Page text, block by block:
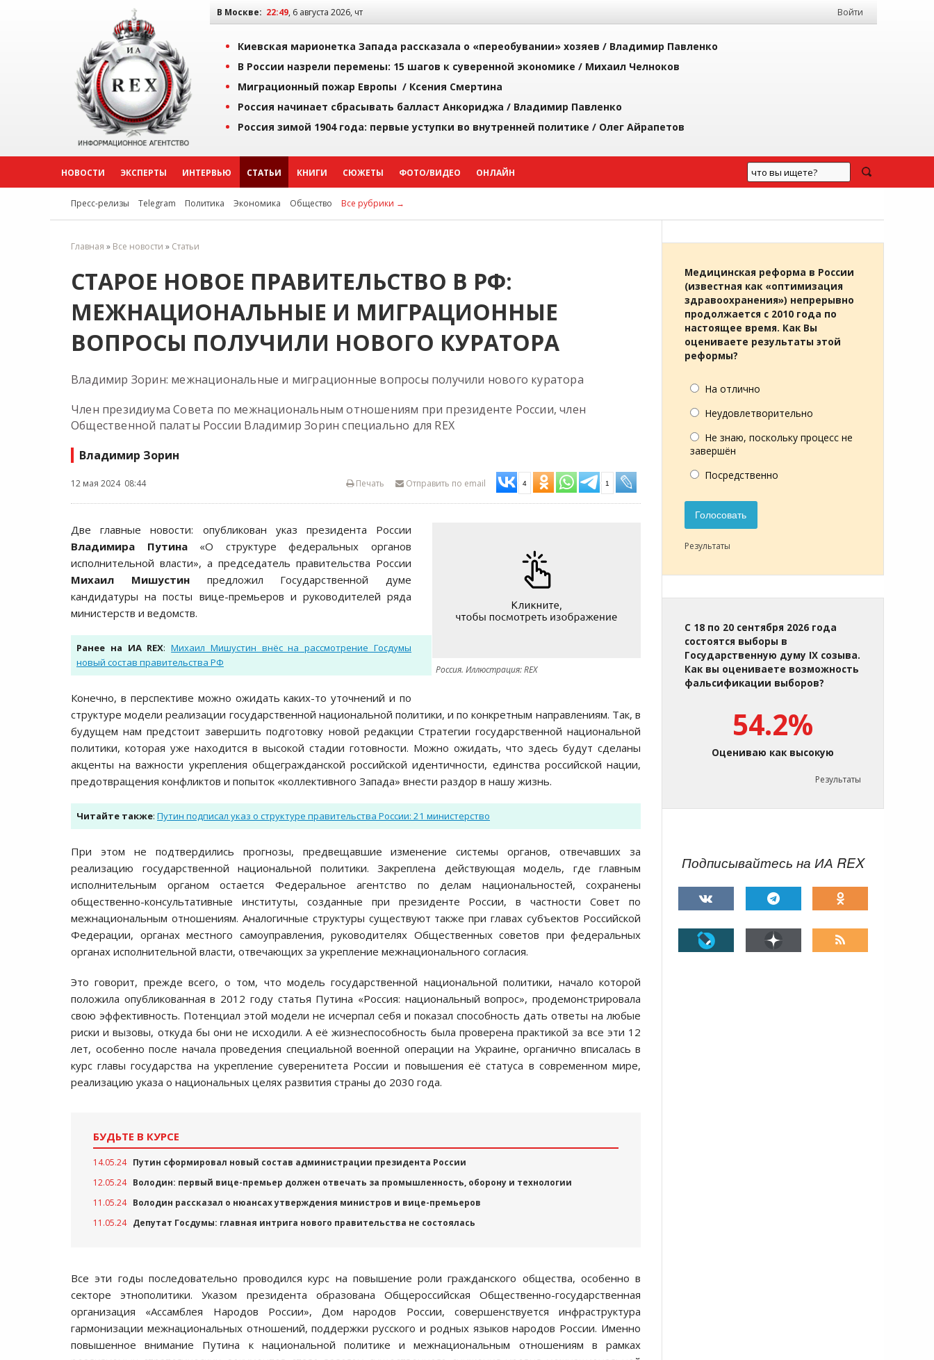
В Москве: 22:49, 6 августа 2026, чт Войти
Киевская марионетка Запада рассказала о «переобувании» хозяев / Владимир Павленко
В России назрели перемены: 15 шагов к суверенной экономике / Михаил Челноков
Миграционный пожар Европы / Ксения Смертина
Россия начинает сбрасывать балласт Анкориджа / Владимир Павленко
Россия зимой 1904 года: первые уступки во внутренней политике / Олег Айрапетов
НОВОСТИ ЭКСПЕРТЫ ИНТЕРВЬЮ СТАТЬИ КНИГИ СЮЖЕТЫ ФОТО/ВИДЕО ОНЛАЙН
Пресс-релизы Telegram Политика Экономика Общество Все рубрики →
Главная » Все новости » Статьи
СТАРОЕ НОВОЕ ПРАВИТЕЛЬСТВО В РФ:
МЕЖНАЦИОНАЛЬНЫЕ И МИГРАЦИОННЫЕ
ВОПРОСЫ ПОЛУЧИЛИ НОВОГО КУРАТОРА
Владимир Зорин: межнациональные и миграционные вопросы получили нового куратора
Член президиума Совета по межнациональным отношениям при президенте России, член
Общественной палаты России Владимир Зорин специально для REX
Владимир Зорин
12 мая 2024 08:44 Отправить по email 4 1
Печать
Россия. Иллюстрация: REX
Две главные новости: опубликован указ президента России
Владимира Путина«О структуре федеральных органов
исполнительной власти», а председатель правительства России
Михаил Мишустинпредложил Государственной думе
кандидатуры на посты вице-премьеров и руководителей ряда
министерств и ведомств.
Ранее на ИА REX:Михаил Мишустин внёс на рассмотрение Госдумы
новый состав правительства РФ
Конечно, в перспективе можно ожидать каких-то уточнений и по
структуре модели реализации государственной национальной политики, и по конкретным направлениям. Так, в
будущем нам предстоит завершить подготовку новой редакции Стратегии государственной национальной
политики, которая уже находится в высокой стадии готовности. Можно ожидать, что здесь будут сделаны
акценты на важности укрепления общегражданской российской идентичности, единства российской нации,
предотвращения конфликтов и попыток «коллективного Запада» внести раздор в нашу жизнь.
Читайте также: Путин подписал указ о структуре правительства России: 21 министерство
При этом не подтвердились прогнозы, предвещавшие изменение системы органов, отвечавших за
реализацию государственной национальной политики. Закреплена действующая модель, где главным
исполнительным органом остается Федеральное агентство по делам национальностей, сохранены
общественно-консультативные институты, созданные при президенте России, в частности Совет по
межнациональным отношениям. Аналогичные структуры существуют также при главах субъектов Российской
Федерации, органах местного самоуправления, руководителях Общественных советов при федеральных
органах исполнительной власти, отвечающих за укрепление межнационального согласия.
Это говорит, прежде всего, о том, что модель государственной национальной политики, начало которой
положила опубликованная в 2012 году статья Путина «Россия: национальный вопрос», продемонстрировала
свою эффективность. Потенциал этой модели не исчерпал себя и показал способность дать ответы на любые
риски и вызовы, откуда бы они не исходили. А её жизнеспособность была проверена практикой за все эти 12
лет, особенно после начала проведения специальной военной операции на Украине, органично вписалась в
курс главы государства на укрепление суверенитета России и повышения её статуса в современном мире,
реализацию указа о национальных целях развития страны до 2030 года.
БУДЬТЕ В КУРСЕ
14.05.24 Путин сформировал новый состав администрации президента России
12.05.24 Володин: первый вице-премьер должен отвечать за промышленность, оборону и технологии
11.05.24 Володин рассказал о нюансах утверждения министров и вице-премьеров
11.05.24 Депутат Госдумы: главная интрига нового правительства не состоялась
Все эти годы последовательно проводился курс на повышение роли гражданского общества, особенно в
секторе этнополитики. Указом президента образована Общероссийская Общественно-государственная
организация «Ассамблея Народов России», Дом народов России, совершенствуется инфраструктура
гармонизации межнациональных отношений, поддержки русского и родных языков народов России. Именно
повышенное внимание Путина к национальной политике и межнациональным отношениям в рамках
Медицинская реформа в России
(известная как «оптимизация
здравоохранения») непрерывно
продолжается с 2010 года по
настоящее время. Как Вы
оцениваете результаты этой
реформы?
На отлично
Неудовлетворительно
Не знаю, поскольку процесс не
завершён
Посредственно
Голосовать
Результаты
С 18 по 20 сентября 2026 года
состоятся выборы в
Государственную думу IX созыва.
Как вы оцениваете возможность
фальсификации выборов?
54.2%
Оцениваю как высокую
Результаты
Подписывайтесь на ИА REX